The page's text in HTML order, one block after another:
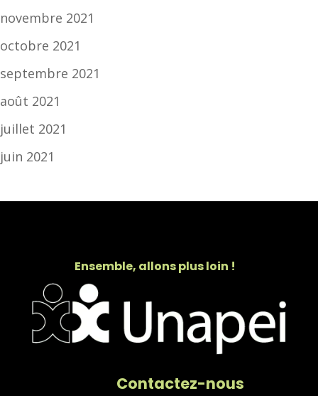
novembre 2021
octobre 2021
septembre 2021
août 2021
juillet 2021
juin 2021
Ensemble, allons plus loin !
Contactez-nous